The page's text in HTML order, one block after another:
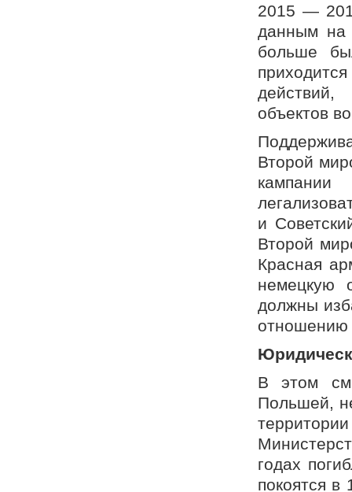
2015 —
данным на
больше
действий,
объектов
Второй
и
Второй
Красная
немецкую
должны
отношению
В этом
Польшей,
годах
покоятся